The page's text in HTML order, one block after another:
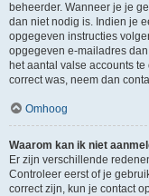
beheerder. Wanneer je je
dan niet nodig is. Indien je
opgegeven instructies
opgegeven e-mailadres
het aantal valse accounts
correct was, neem dan
Omhoog
Waarom kan ik niet
Er zijn verschillende
Controleer eerst of je
correct zijn, kun je contact